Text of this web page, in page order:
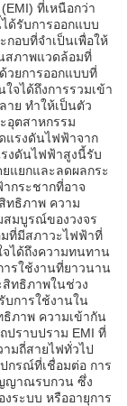
ที่เหนือกว่า
ด้รับการออกแบบ
อบที่จำเป็นเพื่อให้
สภาพแวดล้อมที่
วยการออกแบบที่
จได้ถึงการรวมเข้า
ย ทำให้เป็นตัว
อุตสาหกรรม
แรงดันไฟฟ้าจาก
งดันไฟฟ้าสูงนี้รับ
แยกและลดผลกระ
กระชากที่อาจ
ทธิภาพ ความ
สมบูรณ์ของวงจร
มที่มีสภาวะไฟฟ้าที่
ได้ถึงความทนทาน
ารใช้งานที่ยาวนาน
สิทธิภาพในช่วง
บการใช้งานใน
ภาพ ความเข้ากัน
ปราบปราม EMI ที่
มถี่สายไฟทั่วไป
กรณ์ที่เชื่อมต่อ การ
ญาณรบกวน ซึ่ง
ระบบ หรืออายุการ